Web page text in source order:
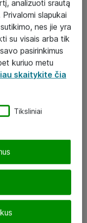
analizuoti srautą
slapukai
nes jie yra
su visais arba tik
pasirinkimus
kuriuo metu
skaitykite čia
Tiksliniai